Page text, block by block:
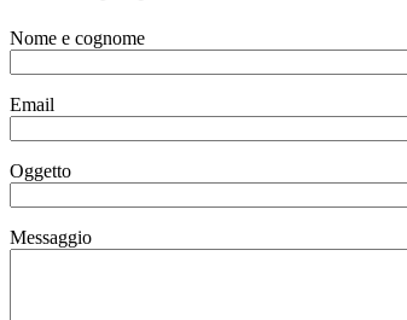
Nome e cognome
Email
Oggetto
Messaggio